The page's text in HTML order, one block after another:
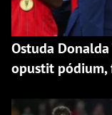
Ostuda
opustit pódium,